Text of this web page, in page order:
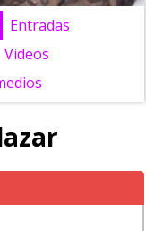
Entradas
Videos